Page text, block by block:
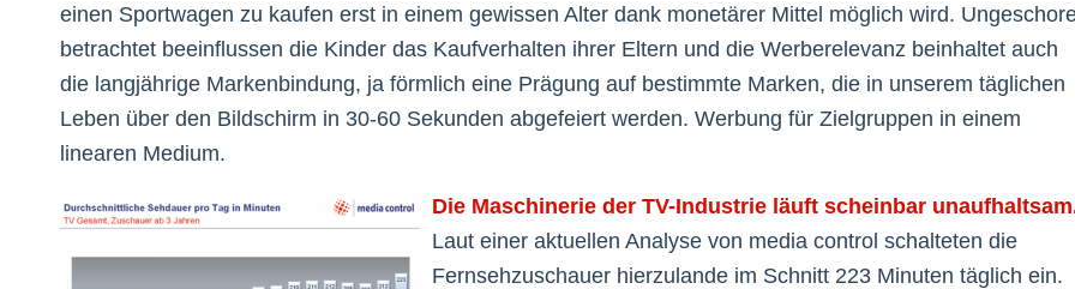
einen Sportwagen zu kaufen erst in einem gewissen Alter dank monetärer Mittel möglich wird.
betrachtet beeinflussen die Kinder das Kaufverhalten ihrer Eltern und die Werberelevanz beinhaltet auch
die langjährige Markenbindung, ja förmlich eine Prägung auf bestimmte Marken, die in unserem täglichen
Leben über den Bildschirm in 30-60 Sekunden abgefeiert werden. Werbung für Zielgruppen in einem
linearen Medium.
Die Maschinerie der TV-Industrie läuft scheinbar
Laut einer aktuellen Analyse von media control schalteten die
Fernsehzuschauer hierzulande im Schnitt 223 Minuten täglich ein.